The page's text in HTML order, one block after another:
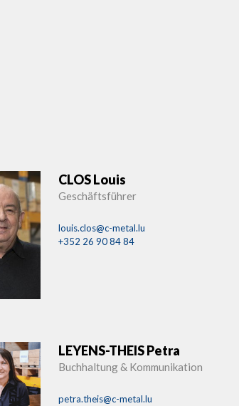
CLOS Louis
Geschäftsführer
louis.clos@c-metal.lu
+352 26 90 84 84
LEYENS-THEIS Petra
Buchhaltung & Kommunikation
petra.theis@c-metal.lu